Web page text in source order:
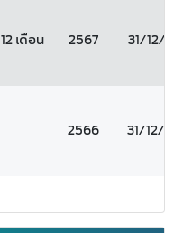
12 เดือน 2567 31/12/
2566 31/12/